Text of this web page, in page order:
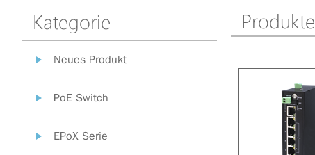
Kategorie
Neues Produkt
PoE Switch
EPoX Serie
Produkte